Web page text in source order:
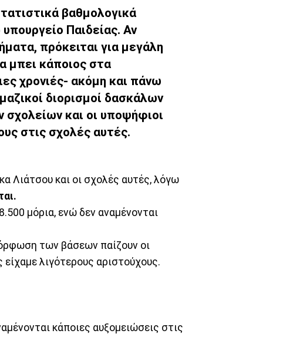
βαθμολογικά
Παιδείας. Αν
πρόκειται για μεγάλη
μπει κάποιος στα
χρονιές- ακόμη και πάνω
μαζικοί διορισμοί δασκάλων
και οι υποψήφιοι
στις σχολές αυτές.
Λιάτσου και οι σχολές αυτές, λόγω
μόρια, ενώ δεν αναμένονται
των βάσεων παίζουν οι
λιγότερους αριστούχους.
κάποιες αυξομειώσεις στις